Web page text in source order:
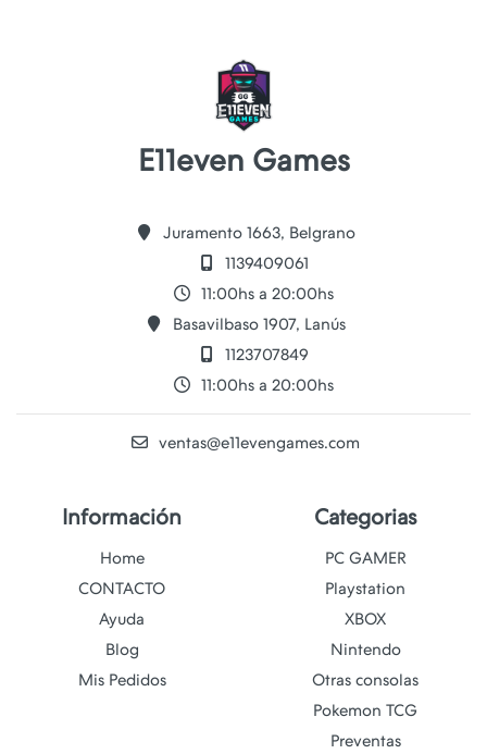
E11even Games
Juramento 1663, Belgrano
1139409061
11:00hs a 20:00hs
Basavilbaso 1907, Lanús
1123707849
11:00hs a 20:00hs
ventas@e11evengames.com
Información
Home
CONTACTO
Ayuda
Blog
Mis Pedidos
Categorias
PC GAMER
Playstation
XBOX
Nintendo
Otras consolas
Pokemon TCG
Preventas